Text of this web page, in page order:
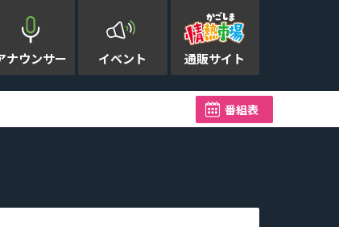
ナウンサー イベント 通販サイト
08-07 06:42:00] 【台風13号】今後の進路
番組表